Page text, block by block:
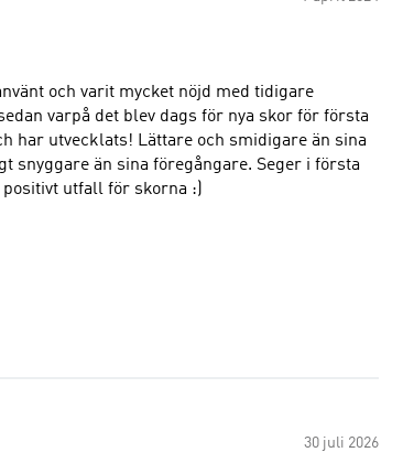
och varit mycket nöjd med tidigare
varpå det blev dags för nya skor för första
har utvecklats! Lättare och smidigare än sina
snyggare än sina föregångare. Seger i första
utfall för skorna :)
30 juli 2026